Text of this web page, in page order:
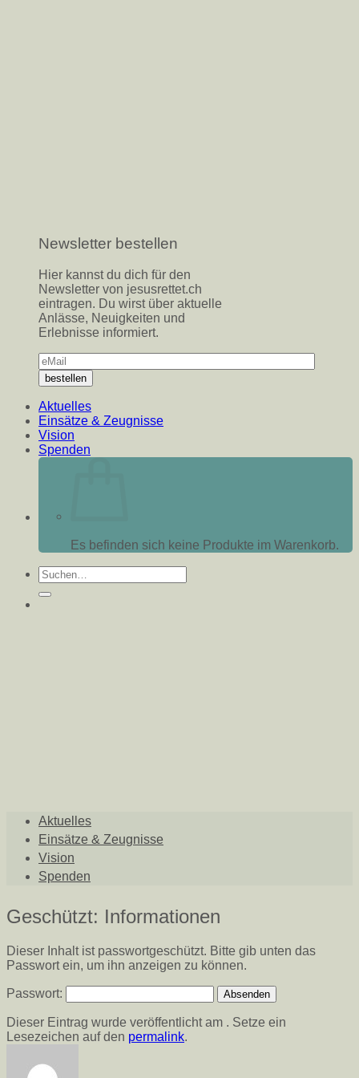
Newsletter bestellen
Hier kannst du dich für den
Newsletter von jesusrettet.ch
eintragen. Du wirst über aktuelle
Anlässe, Neuigkeiten und
Erlebnisse informiert.
Aktuelles
Einsätze & Zeugnisse
Vision
Spenden
Es befinden sich keine Produkte im Warenkorb.
Suche
nach:
Aktuelles
Einsätze & Zeugnisse
Vision
Spenden
Geschützt: Informationen
Dieser Inhalt ist passwortgeschützt. Bitte gib unten das
Passwort ein, um ihn anzeigen zu können.
Passwort:
Dieser Eintrag wurde veröffentlicht am . Setze ein
Lesezeichen auf den permalink.